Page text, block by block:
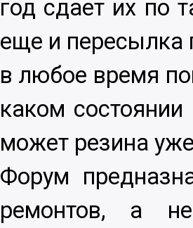
год сдает их по
еще и пересылка
в любое время
каком
может резина
Форум
ремонтов, а